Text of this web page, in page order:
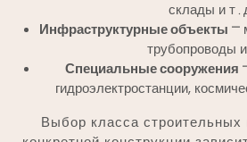
склады и
Инфраструктурные объекты ⎻
трубопроводы
Специальные сооружения
гидроэлектростанции,
Выбор класса строительных